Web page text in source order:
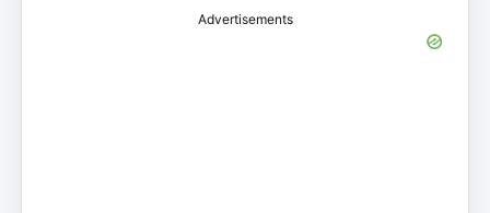
Advertisements